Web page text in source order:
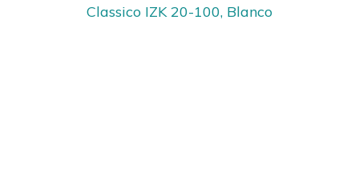
Classico IZK 20-100, Blanco